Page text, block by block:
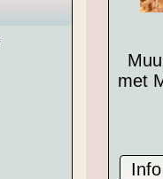
met